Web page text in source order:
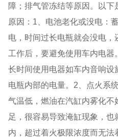
障；排气管冻结等原因。以
原因：1、电池老化或没电：
电，时间过长电瓶就会没电，
工作后，要避免使用车内电器
长时间使用电器如车内音响
电瓶内部的电量。2、点火系
气温低，燃油在汽缸内雾化不
足，很容易导致淹缸现象，
内，超过着火极限浓度而无